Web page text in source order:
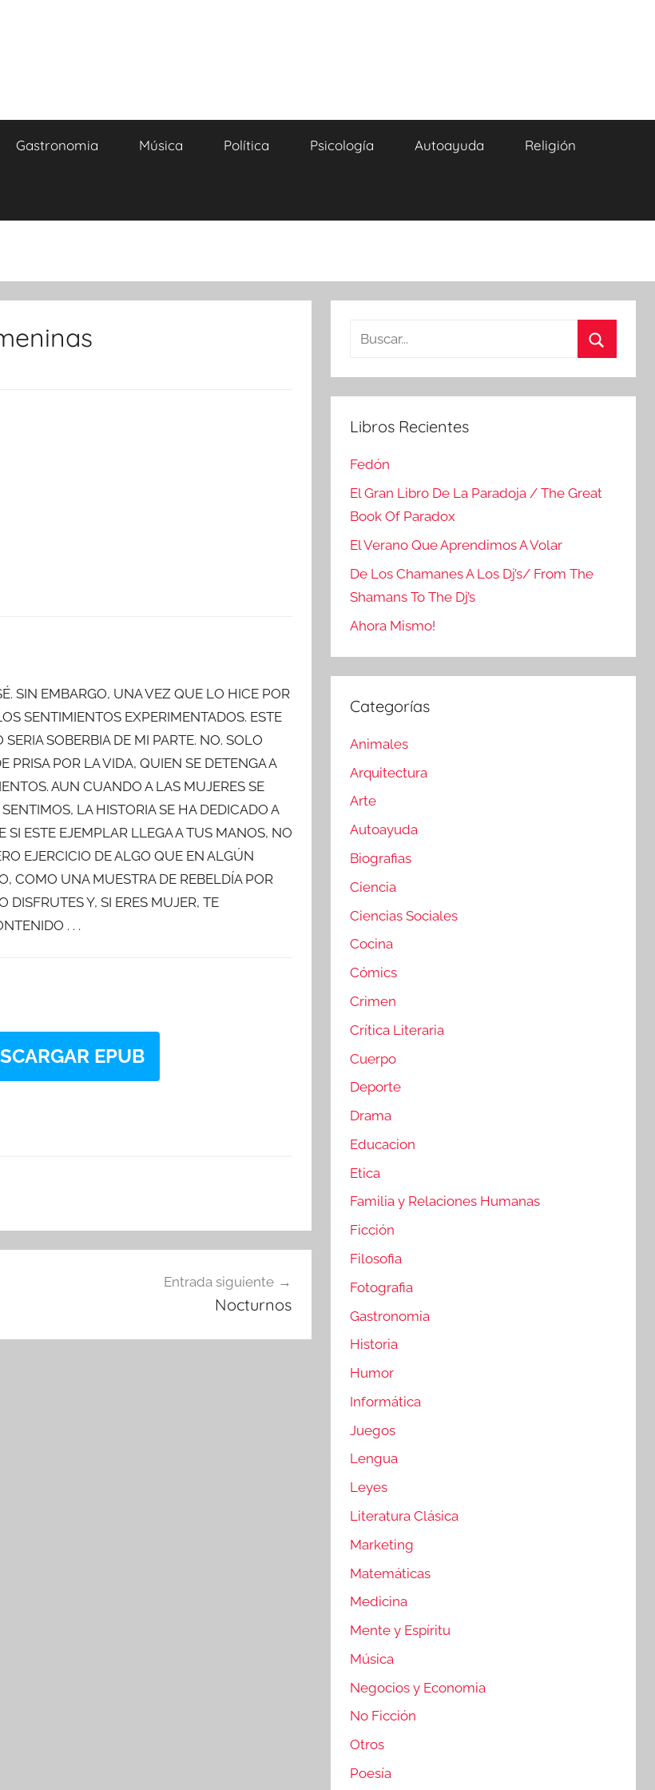
Gastronomia Música Política Psicología Autoayuda Religión
SIN EMBARGO, UNA VEZ QUE LO HICE POR
SENTIMIENTOS EXPERIMENTADOS. ESTE
SOBERBIA DE MI PARTE. NO. SOLO
PRISA POR LA VIDA, QUIEN SE DETENGA A
AUN CUANDO A LAS MUJERES SE
LA HISTORIA SE HA DEDICADO A
SI ESTE EJEMPLAR LLEGA A TUS MANOS, NO
EJERCICIO DE ALGO QUE EN ALGÚN
COMO UNA MUESTRA DE REBELDÍA POR
Y, SI ERES MUJER, TE
. . .
EPUB
Entrada siguiente
Nocturnos
Buscar:
Libros Recientes
Fedón
El Gran Libro De La Paradoja / The Great
Book Of Paradox
El Verano Que Aprendimos A Volar
De Los Chamanes A Los Dj’s/ From The
Shamans To The Dj’s
Ahora Mismo!
Categorías
Animales
Arquitectura
Arte
Autoayuda
Biografias
Ciencia
Ciencias Sociales
Cocina
Cómics
Crimen
Crítica Literaria
Cuerpo
Deporte
Drama
Educacion
Etica
Familia y Relaciones Humanas
Ficción
Filosofia
Fotografia
Gastronomia
Historia
Humor
Informática
Juegos
Lengua
Leyes
Literatura Clásica
Marketing
Matemáticas
Medicina
Mente y Espíritu
Música
Negocios y Economia
No Ficción
Otros
Poesía